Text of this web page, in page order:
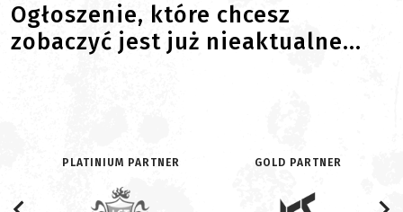
Ogłoszenie, które chcesz
zobaczyć jest już nieaktualne...
PLATINIUM PARTNER GOLD PARTNER